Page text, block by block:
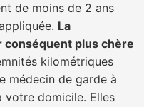
de moins de 2 ans
La
conséquent plus chère
kilométriques
médecin de garde à
votre domicile. Elles